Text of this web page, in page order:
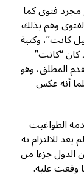
مجرد فتوى كما
وهم بذلك
كانت”، وكتبة
كان “كانت”
المطلق، وهو
أنه عكس
الطواغيت
للالتزام به
الدول جزءا من
وقعت عليه.